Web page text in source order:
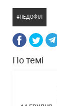
ПЕДОФІЛ
По темі